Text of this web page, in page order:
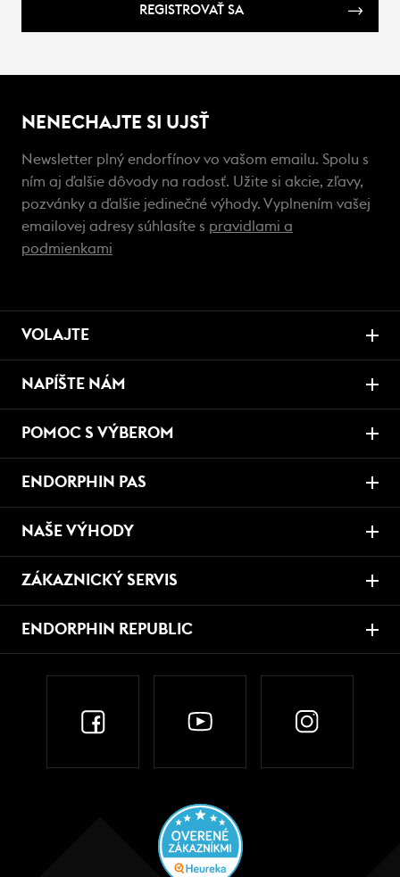
REGISTROVAŤ SA
NENECHAJTE SI UJSŤ
Newsletter plný endorfínov vo vašom emailu. Spolu s
ním aj ďalšie dôvody na radosť. Užite si akcie, zľavy,
pozvánky a ďalšie jedinečné výhody. Vyplnením vašej
emailovej adresy súhlasíte s pravidlami a
podmienkami
VOLAJTE
NAPÍŠTE NÁM
POMOC S VÝBEROM
ENDORPHIN PAS
NAŠE VÝHODY
ZÁKAZNICKÝ SERVIS
ENDORPHIN REPUBLIC